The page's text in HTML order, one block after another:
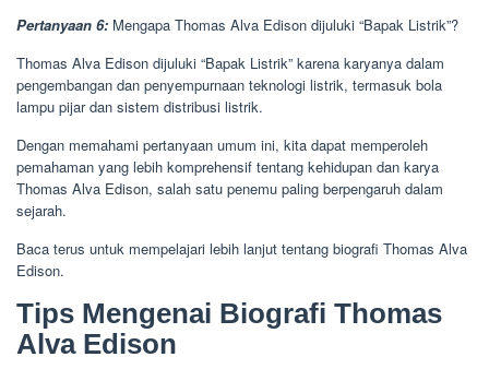
Pertanyaan 6: Mengapa Thomas Alva Edison dijuluki “Bapak Listrik”?
Thomas Alva Edison dijuluki “Bapak Listrik” karena karyanya dalam
pengembangan dan penyempurnaan teknologi listrik, termasuk bola
lampu pijar dan sistem distribusi listrik.
Dengan memahami pertanyaan umum ini, kita dapat memperoleh
pemahaman yang lebih komprehensif tentang kehidupan dan karya
Thomas Alva Edison, salah satu penemu paling berpengaruh dalam
sejarah.
Baca terus untuk mempelajari lebih lanjut tentang biografi Thomas Alva
Edison.
Tips Mengenai Biografi Thomas
Alva Edison